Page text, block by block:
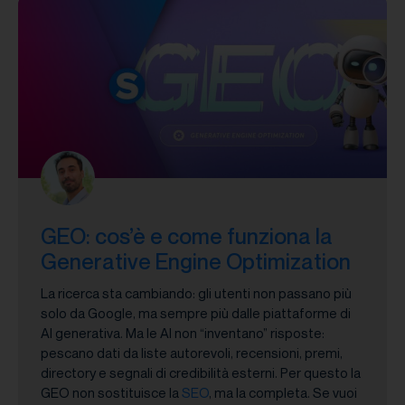
GEO: cos’è e come funziona la
Generative Engine Optimization
La ricerca sta cambiando: gli utenti non passano più
solo da Google, ma sempre più dalle piattaforme di
AI generativa. Ma le AI non “inventano” risposte:
pescano dati da liste autorevoli, recensioni, premi,
directory e segnali di credibilità esterni. Per questo la
GEO non sostituisce la SEO, ma la completa. Se vuoi